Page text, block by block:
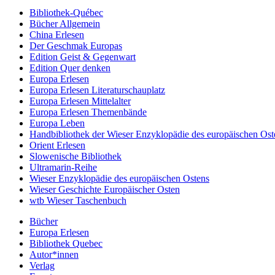
Bibliothek-Québec
Bücher Allgemein
China Erlesen
Der Geschmak Europas
Edition Geist & Gegenwart
Edition Quer denken
Europa Erlesen
Europa Erlesen Literaturschauplatz
Europa Erlesen Mittelalter
Europa Erlesen Themenbände
Europa Leben
Handbibliothek der Wieser Enzyklopädie des europäischen
Orient Erlesen
Slowenische Bibliothek
Ultramarin-Reihe
Wieser Enzyklopädie des europäischen Ostens
Wieser Geschichte Europäischer Osten
wtb Wieser Taschenbuch
Bücher
Europa Erlesen
Bibliothek Quebec
Autor*innen
Verlag